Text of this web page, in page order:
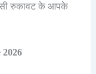
रुकावट के आपके